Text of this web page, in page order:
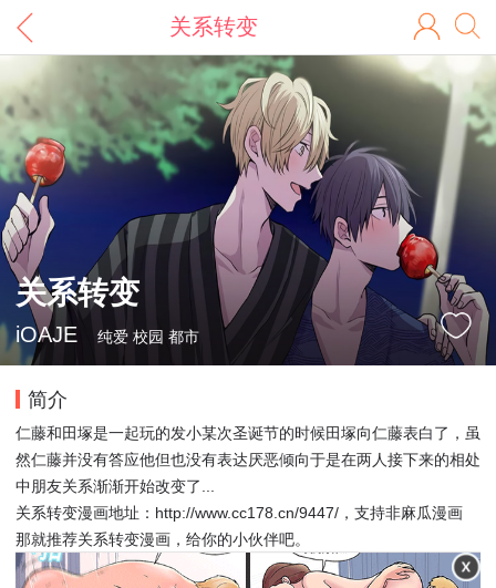
关系转变
关系转变
iOAJE 纯爱 校园 都市
简介
仁藤和田塚是一起玩的发小某次圣诞节的时候田塚向仁藤表白了，虽
然仁藤并没有答应他但也没有表达厌恶倾向于是在两人接下来的相处
中朋友关系渐渐开始改变了...
关系转变漫画地址：http://www.cc178.cn/9447/，支持非麻瓜漫画
那就推荐关系转变漫画，给你的小伙伴吧。